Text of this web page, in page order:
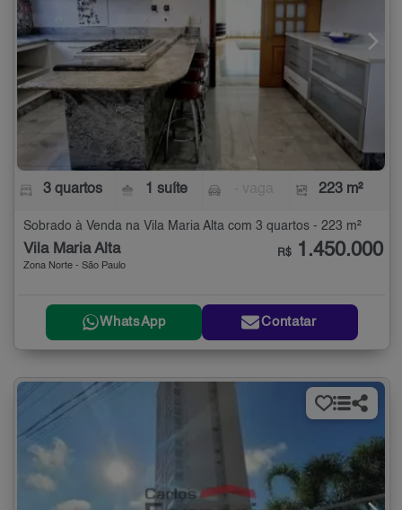
3 quartos 1 suíte 223 m²
Sobrado à Venda na Vila Maria Alta com 3 quartos - 223 m²
Vila Maria Alta
Zona Norte - São Paulo
R$ 1.450.000
WhatsApp Contatar